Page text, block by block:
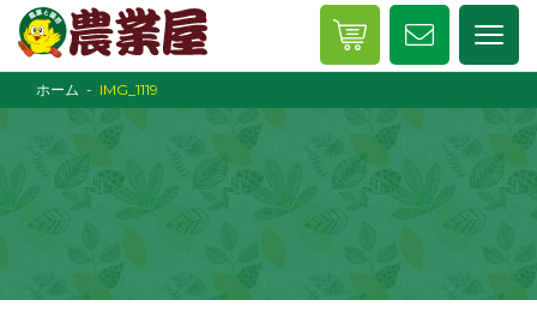
ホーム IMG_1119